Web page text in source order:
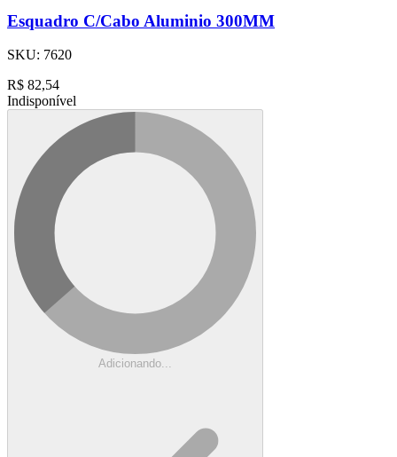
Esquadro C/Cabo Aluminio 300MM
SKU: 7620
R$ 82,54
Indisponível
Adicionando...